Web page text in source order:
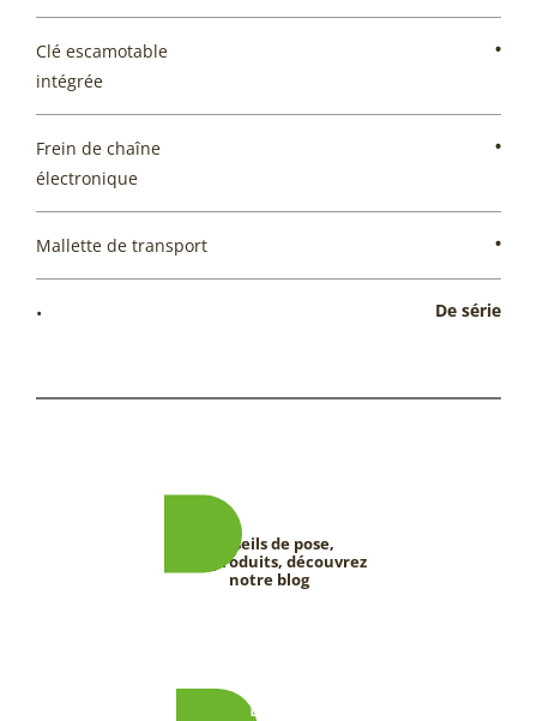
Clé escamotable
intégrée
•
Frein de chaîne
électronique
•
Mallette de transport •
• De série
Conseils de pose,
tests produits, découvrez
notre blog